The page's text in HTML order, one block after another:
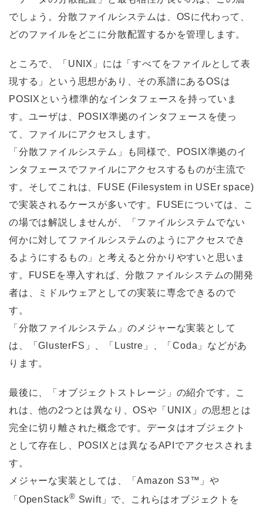
でしょう。分散ファイルシステムは、OSに代わって、
どのファイルをどこに分散配置するかを管理します。
ところで、「UNIX」には「すべてをファイルとして表
現する」という思想があり、その系譜にあるOSは
POSIXという標準的なインタフェースを持っていま
す。ユーザは、POSIX準拠のインタフェースを使っ
て、ファイルにアクセスします。
「分散ファイルシステム」も同様で、POSIX準拠のイ
ンタフェースでファイルにアクセスするものが主流で
す。そしてこれは、FUSE (Filesystem in USEr space)
で実装されるケースが多いです。FUSEについては、こ
の場では解説しませんが、「ファイルシステムでない
何かに対してファイルシステムのようにアクセスでき
るようにするもの」と考えると分かりやすいと思いま
す。FUSEを導入すれば、分散ファイルシステムの開発
者は、ミドルウェアとしての実装に専念できるので
す。
「分散ファイルシステム」のメジャーな実装として
は、「GlusterFS」、「Lustre」、「Coda」などがあ
ります。
最後に、「オブジェクトストレージ」の紹介です。こ
れは、他の2つとは異なり、OSや「UNIX」の思想とは
完全に切り離された概念です。データはオブジェクト
として存在し、POSIXとは異なるAPIでアクセスされま
す。
メジャーな実装としては、「Amazon S3™」や
「OpenStack® Swift」で、これらはオブジェクトを